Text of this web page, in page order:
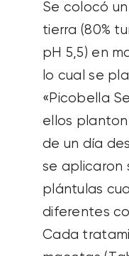
Se colocó
tierra (80%
pH 5,5) en
lo cual se
« Picobella
ellos
de un día
se aplicaron
plántulas
diferentes
Cada